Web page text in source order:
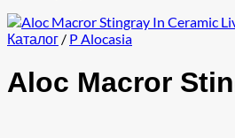
Каталог / P Alocasia
Aloc Macror